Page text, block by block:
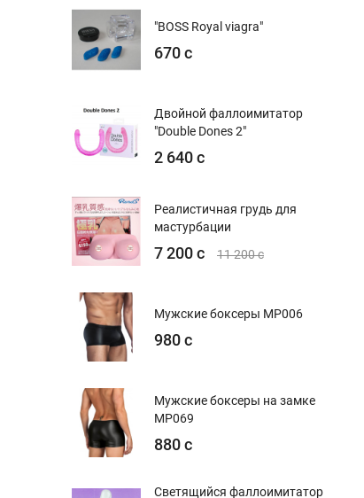
"BOSS Royal viagra"
670 с
Двойной фаллоимитатор
"Double Dones 2"
2 640 с
Реалистичная грудь для
мастурбации
7 200 с 11 200 с
Мужские боксеры MP006
980 с
Мужские боксеры на замке
MP069
880 с
Светящийся фаллоимитатор